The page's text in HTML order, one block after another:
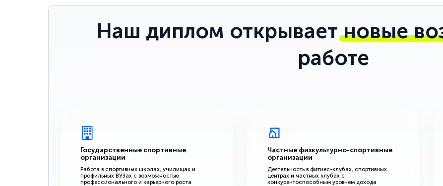
Наш диплом открываетновые
работе
Государственные спортивные
организации
Работа в спортивных школах, училищах и
профильных ВУЗах с возможностью
профессионального и карьерного роста
Частные физкультурно-спортивные
организации
Деятельность в фитнес-клубах, спортивных
центрах и частных клубах с
конкурентоспособным уровнем дохода